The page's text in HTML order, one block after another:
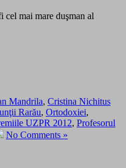
cel mai mare duşman al
Mandrila, Cristina Nichitus
Rarău, Ortodoxiei,
UZPR 2012, Profesorul
No Comments »